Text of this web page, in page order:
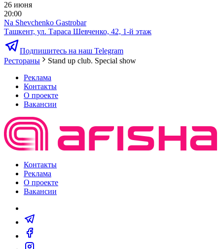
26 июня
20:00
Na Shevchenko Gastrobar
Ташкент, ул. Тараса Шевченко, 42, 1-й этаж
Подпишитесь на наш Telegram
Рестораны
Stand up club. Special show
Реклама
Контакты
О проекте
Вакансии
Контакты
Реклама
О проекте
Вакансии